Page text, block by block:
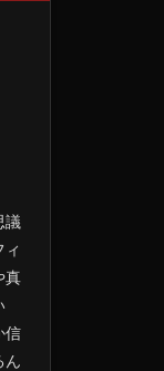
議
真
信
ん